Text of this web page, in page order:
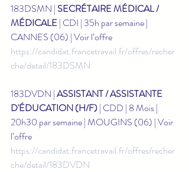
183DSMN | SECRÉTAIRE MÉDICAL /
MÉDICALE | CDI | 35h par semaine |
CANNES (06) | Voir l’offre
https://candidat.francetravail.fr/offres/recher
che/detail/183DSMN
183DVDN | ASSISTANT / ASSISTANTE
D'ÉDUCATION (H/F) | CDD | 8 Mois |
20h30 par semaine | MOUGINS (06) | Voir
l’offre
https://candidat.francetravail.fr/offres/recher
che/detail/183DVDN